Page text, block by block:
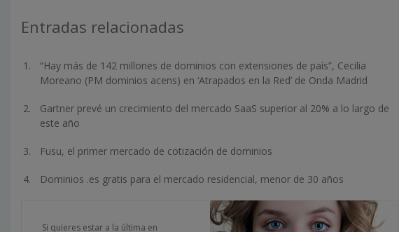
Entradas relacionadas
“Hay más de 142 millones de dominios con extensiones de país”, Cecilia
Moreano (PM dominios acens) en ‘Atrapados en la Red’ de Onda Madrid
Gartner prevé un crecimiento del mercado SaaS superior al 20% a lo largo de
este año
Fusu, el primer mercado de cotización de dominios
Dominios .es gratis para el mercado residencial, menor de 30 años
Si quieres estar a la última en